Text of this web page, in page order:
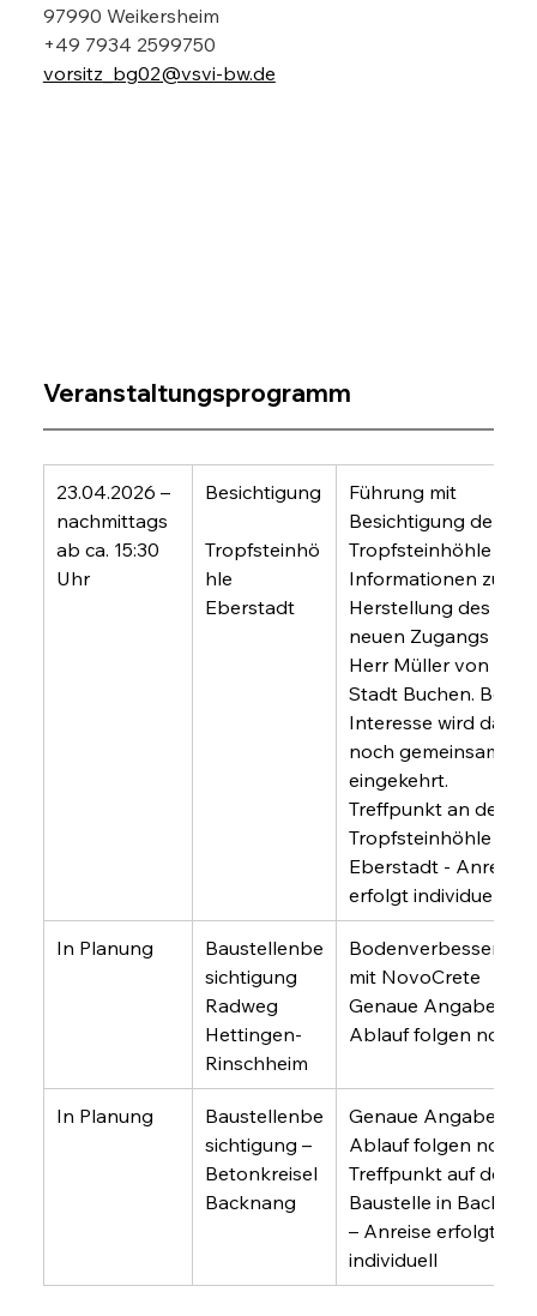
97990 Weikersheim
+49 7934 2599750
vorsitz_bg02@vsvi-bw.de
Veranstaltungsprogramm
23.04.2026 –
nachmittags
ab ca. 15:30
Uhr
Besichtigung
Tropfsteinhö
hle
Eberstadt
Führung mit
Besichtigung der
Tropfsteinhöhle und
Informationen zur
Herstellung des
neuen Zugangs
Herr Müller von der
Stadt Buchen. Bei
Interesse wird
noch gemeinsam
eingekehrt.
Treffpunkt an der
Tropfsteinhöhle in
Eberstadt - Anreise
erfolgt individuell
In Planung
Baustellenbe
sichtigung
Radweg
Hettingen-
Rinschheim
Bodenverbesserung
mit NovoCrete
Genaue Angaben
Ablauf folgen noch
In Planung
Baustellenbe
sichtigung –
Betonkreisel
Backnang
Genaue Angaben
Ablauf folgen noch
Treffpunkt auf der
Baustelle in
– Anreise erfolgt
individuell